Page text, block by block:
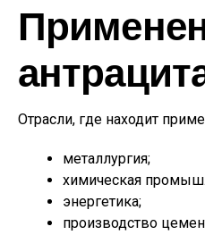
Отрасли, где находит
металлургия;
химическая
энергетика;
производство